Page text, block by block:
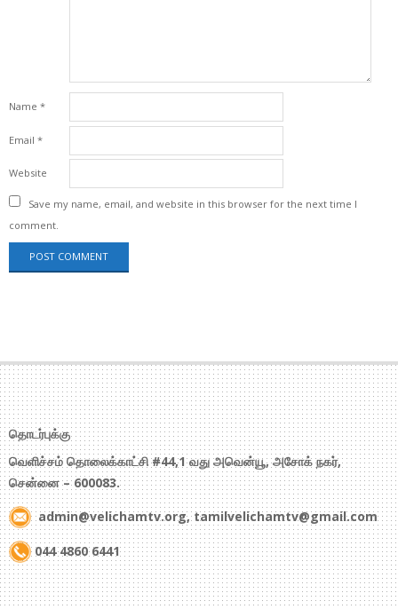
Name *
Email *
Website
Save my name, email, and website in this browser for the next time I
comment.
தொடர்புக்கு
வெளிச்சம் தொலைக்காட்சி #44,1 வது அவென்யூ, அசோக் நகர்,
சென்னை – 600083.
admin@velichamtv.org, tamilvelichamtv@gmail.com
044 4860 6441